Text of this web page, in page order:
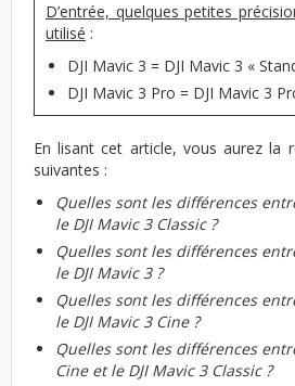
D’entrée, quelques petites
utilisé :
DJI Mavic 3 = DJI Mavic 3 «
DJI Mavic 3 Pro = DJI Mavic 3
En lisant cet article, vous aurez la
suivantes :
Quelles sont les différences
le DJI Mavic 3 Classic ?
Quelles sont les différences
le DJI Mavic 3 ?
Quelles sont les différences
le DJI Mavic 3 Cine ?
Quelles sont les différences
Cine et le DJI Mavic 3 Classic ?